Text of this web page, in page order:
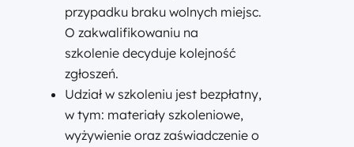
przypadku braku wolnych miejsc.
O zakwalifikowaniu na
szkolenie decyduje kolejność
zgłoszeń.
Udział w szkoleniu jest bezpłatny,
w tym: materiały szkoleniowe,
wyżywienie oraz zaświadczenie o